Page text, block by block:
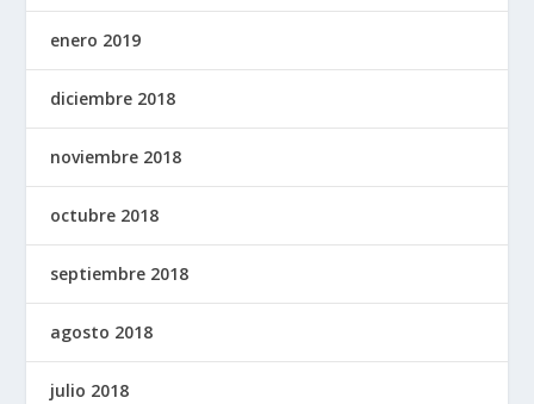
enero 2019
diciembre 2018
noviembre 2018
octubre 2018
septiembre 2018
agosto 2018
julio 2018